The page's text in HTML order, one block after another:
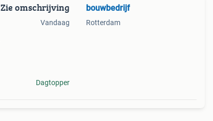
Zie omschrijving
Vandaag
Dagtopper
bouwbedrijf
Rotterdam